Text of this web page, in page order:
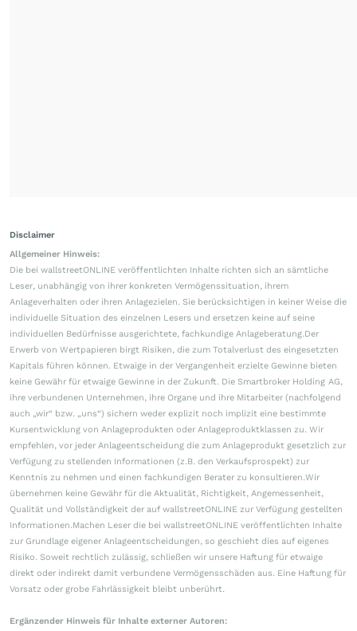
Disclaimer
Allgemeiner Hinweis:
Die bei wallstreetONLINE veröffentlichten Inhalte richten sich an sämtliche
Leser, unabhängig von ihrer konkreten Vermögenssituation, ihrem
Anlageverhalten oder ihren Anlagezielen. Sie berücksichtigen in keiner Weise die
individuelle Situation des einzelnen Lesers und ersetzen keine auf seine
individuellen Bedürfnisse ausgerichtete, fachkundige Anlageberatung.Der
Erwerb von Wertpapieren birgt Risiken, die zum Totalverlust des eingesetzten
Kapitals führen können. Etwaige in der Vergangenheit erzielte Gewinne bieten
keine Gewähr für etwaige Gewinne in der Zukunft. Die Smartbroker Holding AG,
ihre verbundenen Unternehmen, ihre Organe und ihre Mitarbeiter (nachfolgend
auch „wir“ bzw. „uns“) sichern weder explizit noch implizit eine bestimmte
Kursentwicklung von Anlageprodukten oder Anlageproduktklassen zu. Wir
empfehlen, vor jeder Anlageentscheidung die zum Anlageprodukt gesetzlich zur
Verfügung zu stellenden Informationen (z.B. den Verkaufsprospekt) zur
Kenntnis zu nehmen und einen fachkundigen Berater zu konsultieren.Wir
übernehmen keine Gewähr für die Aktualität, Richtigkeit, Angemessenheit,
Qualität und Vollständigkeit der auf wallstreetONLINE zur Verfügung gestellten
Informationen.Machen Leser die bei wallstreetONLINE veröffentlichten Inhalte
zur Grundlage eigener Anlageentscheidungen, so geschieht dies auf eigenes
Risiko. Soweit rechtlich zulässig, schließen wir unsere Haftung für etwaige
direkt oder indirekt damit verbundene Vermögensschäden aus. Eine Haftung für
Vorsatz oder grobe Fahrlässigkeit bleibt unberührt.
Ergänzender Hinweis für Inhalte externer Autoren: